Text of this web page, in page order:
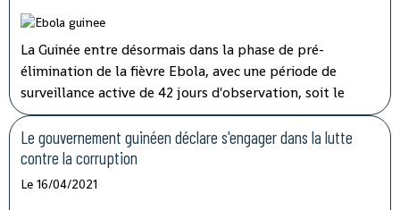
La Guinée entre désormais dans la phase de pré-
élimination de la fièvre Ebola, avec une période de
surveillance active de 42 jours d'observation, soit le
double de la période d'incubation du virus, a indiqué
mardi à la télévision nationale, Sory Condé, chargé des
études au département surveillance à l'Agence nationale
de sécurité sanitaire (ANSS).
Le gouvernement guinéen déclare s'engager dans la lutte
contre la corruption
Le 16/04/2021